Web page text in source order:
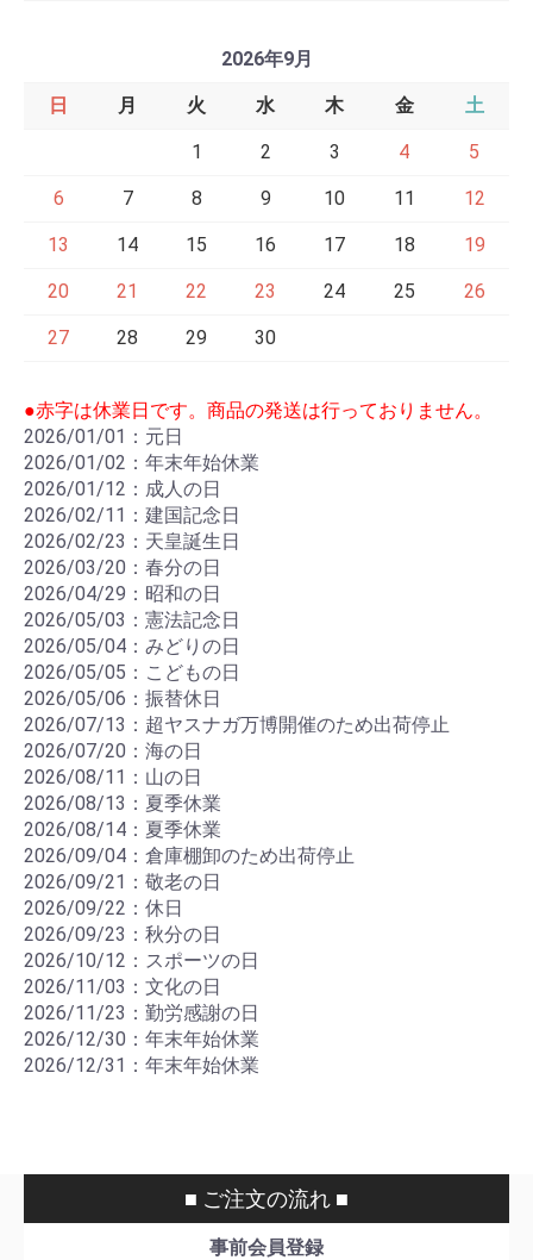
2026年9月
日 月 火 水 木 金 土
1 2 3 4 5
6 7 8 9 10 11 12
13 14 15 16 17 18 19
20 21 22 23 24 25 26
27 28 29 30
●赤字は休業日です。商品の発送は行っておりません。
2026/01/01：元日
2026/01/02：年末年始休業
2026/01/12：成人の日
2026/02/11：建国記念日
2026/02/23：天皇誕生日
2026/03/20：春分の日
2026/04/29：昭和の日
2026/05/03：憲法記念日
2026/05/04：みどりの日
2026/05/05：こどもの日
2026/05/06：振替休日
2026/07/13：超ヤスナガ万博開催のため出荷停止
2026/07/20：海の日
2026/08/11：山の日
2026/08/13：夏季休業
2026/08/14：夏季休業
2026/09/04：倉庫棚卸のため出荷停止
2026/09/21：敬老の日
2026/09/22：休日
2026/09/23：秋分の日
2026/10/12：スポーツの日
2026/11/03：文化の日
2026/11/23：勤労感謝の日
2026/12/30：年末年始休業
2026/12/31：年末年始休業
■ ご注文の流れ ■
事前会員登録